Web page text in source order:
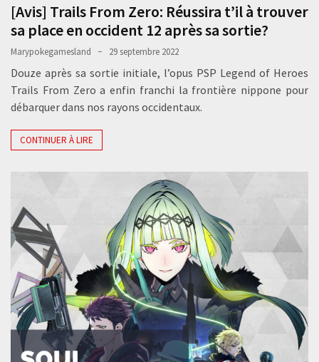
[Avis] Trails From Zero: Réussira t’il à trouver
sa place en occident 12 après sa sortie?
Marypokegamesland 29 septembre 2022
Douze après sa sortie initiale, l’opus PSP Legend of Heroes
Trails From Zero a enfin franchi la frontière nippone pour
débarquer dans nos rayons occidentaux.
CONTINUER À LIRE